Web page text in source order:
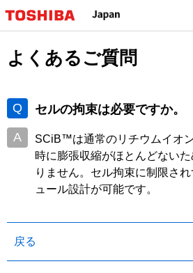
よくあるご質問
セルの拘束は必要ですか。
SCiB™は通常のリチウムイオ
時に膨張収縮がほとんどない
りません。セル拘束に制限さ
ュール設計が可能です。
戻る